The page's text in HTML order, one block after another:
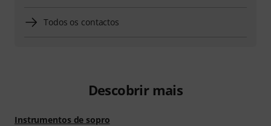
Todos os contactos
Descobrir mais
Instrumentos de sopro